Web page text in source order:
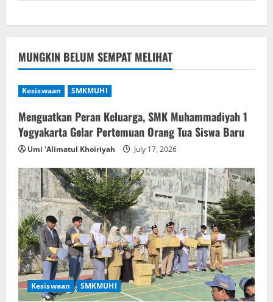
MUNGKIN BELUM SEMPAT MELIHAT
Kesiswaan SMKMUHI
Menguatkan Peran Keluarga, SMK Muhammadiyah 1
Yogyakarta Gelar Pertemuan Orang Tua Siswa Baru
Umi 'Alimatul Khoiriyah July 17, 2026
Kesiswaan SMKMUHI